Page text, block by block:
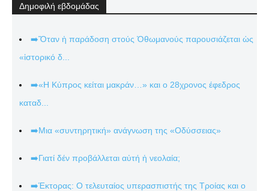
Δημοφιλή εβδομάδας
➡️Ὅταν ἡ παράδοση στούς Ὀθωμανούς παρουσιάζεται ὡς
«ἱστορικό δ...
➡️«Η Κύπρος κείται μακράν…» και ο 28χρονος έφεδρος
καταδ...
➡️Μια «συντηρητική» ανάγνωση της «Οδύσσειας»
➡️Γιατί δέν προβάλλεται αὐτή ἡ νεολαία;
➡️Έκτορας: Ο τελευταίος υπερασπιστής της Τροίας και ο